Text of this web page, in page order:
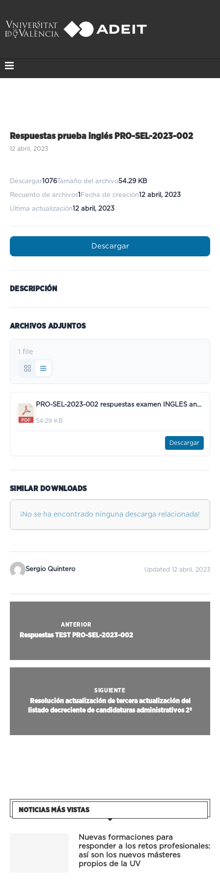
Respuestas prueba inglés PRO-SEL-2023-002
12 abril, 2023
Descargar1076 Tamaño del archivo54.29 KB
Recuento de archivos1 Fecha de creación12 abril, 2023
Última actualización12 abril, 2023
Descargar
DESCRIPCIÓN
ARCHIVOS ADJUNTOS
1 file
PRO-SEL-2023-002 respuestas examen INGLES analista.pdf
54.29 KB
Descargar
SIMILAR DOWNLOADS
¡No se ha encontrado ninguna descarga relacionada!
Sergio Quintero Updated 12 abril, 2023
ANTERIOR
Respuestas TEST PRO-SEL-2023-002
SIGUIENTE
Resolución actualización de tercera actualización del
listado decreciente de candidaturas administrativos 2ª
NOTICIAS MÁS VISTAS
Nuevas formaciones para
responder a los retos profesionales:
así son los nuevos másteres
propios de la UV